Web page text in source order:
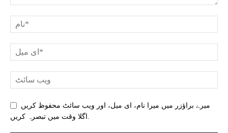
میرے براؤزر میں میرا نام، ای میل، اور ویب سائٹ محفوظ کریں